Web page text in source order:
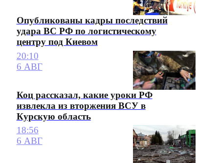
Опубликованы кадры последствий
удара ВС РФ по логистическому
центру под Киевом
20:10
6 АВГ
Коц рассказал, какие уроки РФ
извлекла из вторжения ВСУ в
Курскую область
18:56
6 АВГ